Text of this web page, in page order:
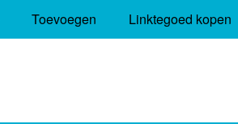
Toevoegen Linktegoed kopen